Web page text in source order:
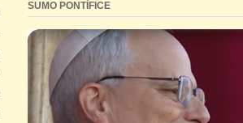
SUMO PONTÍFICE